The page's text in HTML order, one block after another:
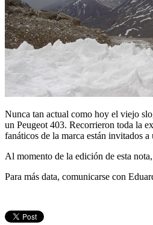
Nunca tan actual como hoy el viejo
un Peugeot 403. Recorrieron toda la
fanáticos de la marca están invitados
Al momento de la edición de esta
Para más data, comunicarse con